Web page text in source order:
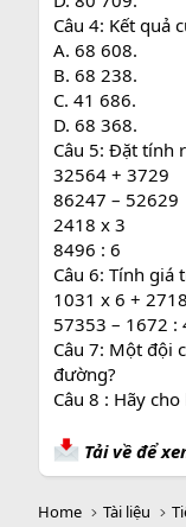
Câu 4: Kết quả
A. 68 608.
B. 68 238.
C. 41 686.
D. 68 368.
Câu 5: Đặt tính
32564 + 3729
86247 – 52629
2418 x 3
8496 : 6
Câu 6: Tính giá
1031 x 6 + 2718
57353 – 1672 :
Câu 7: Một đội
đường?
Câu 8 : Hãy
Tải về để
Home Tài liệu